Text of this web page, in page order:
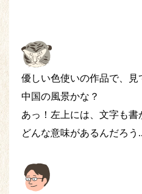
優しい色使いの作品で、見
中国の風景かな？
あっ！左上には、文字も
どんな意味があるんだろう